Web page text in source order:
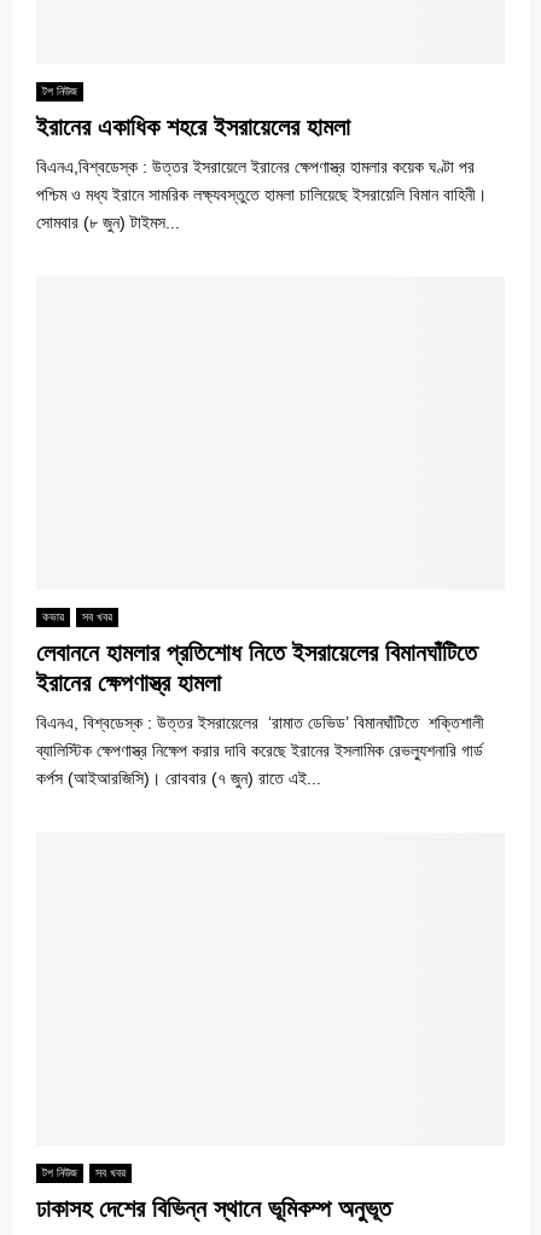
টপ নিউজ
ইরানের একাধিক শহরে ইসরায়েলের হামলা
বিএনএ,বিশ্বডেস্ক : উত্তর ইসরায়েলে ইরানের ক্ষেপণাস্ত্র হামলার কয়েক ঘণ্টা পর
পশ্চিম ও মধ্য ইরানে সামরিক লক্ষ্যবস্তুতে হামলা চালিয়েছে ইসরায়েলি বিমান বাহিনী।
সোমবার (৮ জুন) টাইমস...
কভার সব খবর
লেবাননে হামলার প্রতিশোধ নিতে ইসরায়েলের বিমানঘাঁটিতে
ইরানের ক্ষেপণাস্ত্র হামলা
বিএনএ, বিশ্বডেস্ক : উত্তর ইসরায়েলের ‘রামাত ডেভিড’ বিমানঘাঁটিতে শক্তিশালী
ব্যালিস্টিক ক্ষেপণাস্ত্র নিক্ষেপ করার দাবি করেছে ইরানের ইসলামিক রেভল্যুশনারি গার্ড
কর্পস (আইআরজিসি)। রোববার (৭ জুন) রাতে এই...
টপ নিউজ সব খবর
ঢাকাসহ দেশের বিভিন্ন স্থানে ভূমিকম্প অনুভূত